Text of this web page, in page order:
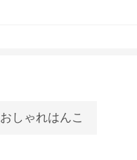
おしゃれはんこ